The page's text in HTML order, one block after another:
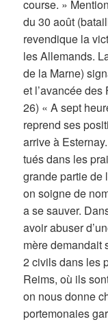
course. »
du 30 août
revendique la
les Allemands.
de la Marne)
et l’avancée
26) « A sept
reprend ses
arrive à
tués dans les
grande partie de
on soigne de
a se sauver.
avoir abuser
mère demandait
2 civils dans les
Reims, où ils
on nous donne
portemonaies